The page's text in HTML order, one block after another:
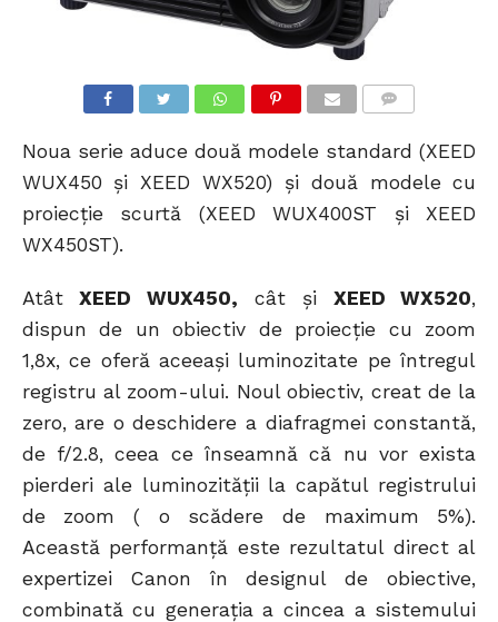
Noua serie aduce două modele standard (XEED
WUX450 şi XEED WX520) şi două modele cu
proiecţie scurtă (XEED WUX400ST şi XEED
WX450ST).
AtâtXEED WUX450, cât şi XEED WX520,
dispun de un obiectiv de proiecţie cu zoom
1,8x, ce oferă aceeaşi luminozitate pe întregul
registru al zoom-ului. Noul obiectiv, creat de la
zero, are o deschidere a diafragmei constantă,
de f/2.8, ceea ce înseamnă că nu vor exista
pierderi ale luminozităţii la capătul registrului
de zoom ( o scădere de maximum 5%).
Această performanţă este rezultatul direct al
expertizei Canon în designul de obiective,
combinată cu generaţia a cincea a sistemului